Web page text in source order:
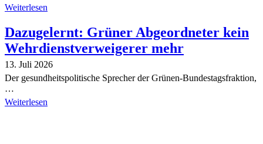
Weiterlesen
Dazugelernt: Grüner Abgeordneter kein
Wehrdienstverweigerer mehr
13. Juli 2026
Der gesundheitspolitische Sprecher der Grünen-Bundestagsfraktion,
…
Weiterlesen